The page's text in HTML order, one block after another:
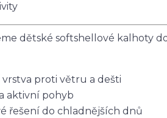
dětské softshellové kalhoty
proti větru a dešti
aktivní pohyb
řešení do chladnějších dnů